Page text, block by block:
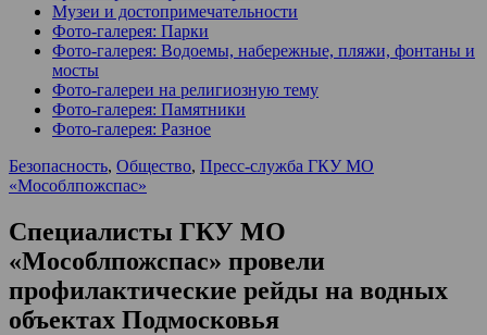
Музеи и достопримечательности
Фото-галерея: Парки
Фото-галерея: Водоемы, набережные, пляжи, фонтаны и
мосты
Фото-галереи на религиозную тему
Фото-галерея: Памятники
Фото-галерея: Разное
Безопасность, Общество, Пресс-служба ГКУ МО
«Мособлпожспас»
Специалисты ГКУ МО
«Мособлпожспас» провели
профилактические рейды на водных
объектах Подмосковья